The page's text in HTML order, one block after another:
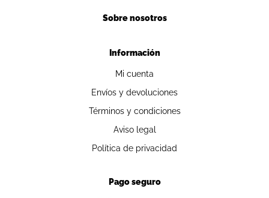
Sobre nosotros
Información
Mi cuenta
Envíos y devoluciones
Términos y condiciones
Aviso legal
Política de privacidad
Pago seguro